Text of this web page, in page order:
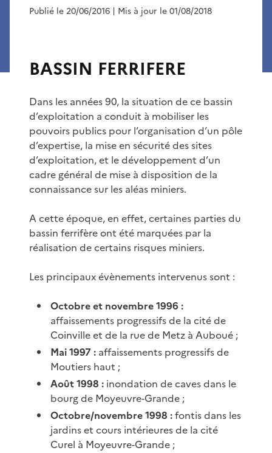
Publié le 20/06/2016 | Mis à jour le 01/08/2018
BASSIN FERRIFERE
Dans les années 90, la situation de ce bassin
d’exploitation a conduit à mobiliser les
pouvoirs publics pour l’organisation d’un pôle
d’expertise, la mise en sécurité des sites
d’exploitation, et le développement d’un
cadre général de mise à disposition de la
connaissance sur les aléas miniers.
A cette époque, en effet, certaines parties du
bassin ferrifère ont été marquées par la
réalisation de certains risques miniers.
Les principaux évènements intervenus sont :
Octobre et novembre 1996 :
affaissements progressifs de la cité de
Coinville et de la rue de Metz à Auboué ;
Mai 1997 : affaissements progressifs de
Moutiers haut ;
Août 1998 : inondation de caves dans le
bourg de Moyeuvre-Grande ;
Octobre/novembre 1998 :fontis dans les
jardins et cours intérieures de la cité
Curel à Moyeuvre-Grande ;